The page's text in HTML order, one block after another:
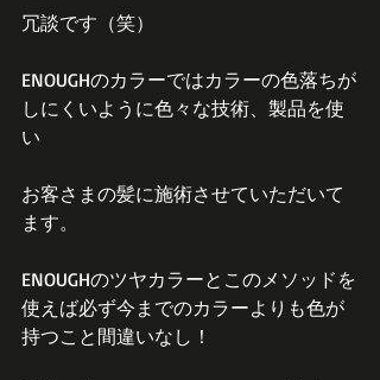
冗談です（笑）
ENOUGHのカラーではカラーの色落ちが
しにくいように色々な技術、製品を使
い
お客さまの髪に施術させていただいて
ます。
ENOUGHのツヤカラーとこのメソッドを
使えば必ず今までのカラーよりも色が
持つこと間違いなし！